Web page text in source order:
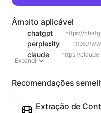
Âmbito aplicável
chatgpt https://
perplexity https://
claude
https://
Expandir
Recomendações
Extração de